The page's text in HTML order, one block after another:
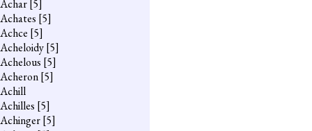
Achar[5]
Achates [5]
Achce [5]
Acheloidy[5]
Achelous [5]
Acheron[5]
Achill
Achilles [5]
Achinger[5]